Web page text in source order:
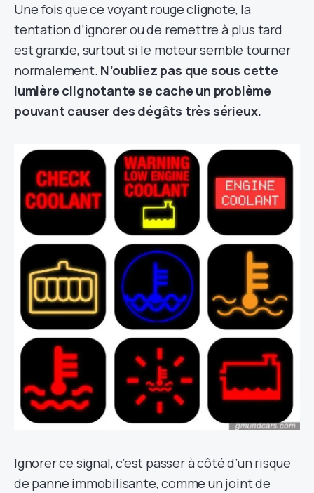
Une fois que ce voyant rouge clignote, la
tentation d’ignorer ou de remettre à plus tard
est grande, surtout si le moteur semble tourner
normalement. N’oubliez pas que sous cette
lumière clignotante se cache un problème
pouvant causer des dégâts très sérieux.
Ignorer ce signal, c’est passer à côté d’un risque
de panne immobilisante, comme un joint de